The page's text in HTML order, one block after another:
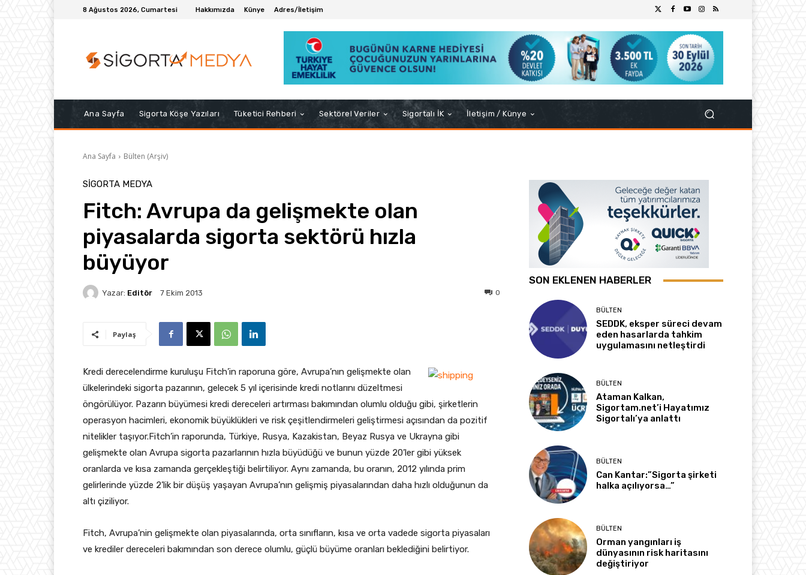
8 Ağustos 2026, Cumartesi Hakkımızda Künye Adres/İletişim
Ana Sayfa Sigorta Köşe Yazıları Tüketici Rehberi Sektörel Veriler Sigortalı İK İletişim / Künye
Ana Sayfa Bülten (Arşiv)
SIGORTA MEDYA
Fitch: Avrupa da gelişmekte olan
piyasalarda sigorta sektörü hızla
büyüyor
Yazar: Editör 7 Ekim 2013 0
Paylaş
Kredi derecelendirme kuruluşu Fitch’in raporuna göre, Avrupa’nın gelişmekte olan
ülkelerindeki sigorta pazarının, gelecek 5 yıl içerisinde kredi notlarını düzeltmesi
öngörülüyor. Pazarın büyümesi kredi dereceleri artırması bakımından olumlu olduğu gibi, şirketlerin
operasyon hacimleri, ekonomik büyüklükleri ve risk çeşitlendirmeleri geliştirmesi açısından da pozitif
nitelikler taşıyor.Fitch’in raporunda, Türkiye, Rusya, Kazakistan, Beyaz Rusya ve Ukrayna gibi
gelişmekte olan Avrupa sigorta pazarlarının hızla büyüdüğü ve bunun yüzde 20’ler gibi yüksek
oranlarda ve kısa zamanda gerçekleştiği belirtiliyor. Aynı zamanda, bu oranın, 2012 yılında prim
gelirlerinde yüzde 2’lik bir düşüş yaşayan Avrupa’nın gelişmiş piyasalarından daha hızlı olduğunun da
altı çiziliyor.
Fitch, Avrupa’nin gelişmekte olan piyasalarında, orta sınıfların, kısa ve orta vadede sigorta piyasaları
ve krediler dereceleri bakımından son derece olumlu, güçlü büyüme oranları beklediğini belirtiyor.
SON EKLENEN HABERLER
BÜLTEN
SEDDK, eksper süreci devam
eden hasarlarda tahkim
uygulamasını netleştirdi
BÜLTEN
Ataman Kalkan,
Sigortam.net’i Hayatımız
Sigortalı’ya anlattı
BÜLTEN
Can Kantar:”Sigorta şirketi
halka açılıyorsa…”
BÜLTEN
Orman yangınları iş
dünyasının risk haritasını
değiştiriyor